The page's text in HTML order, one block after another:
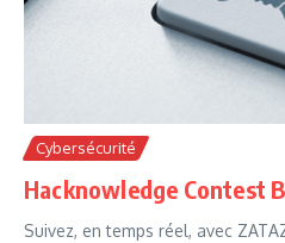
Cybersécurité
Hacknowledge Contest
Suivez, en temps réel, avec